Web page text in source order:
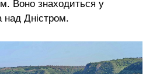
Воно знаходиться у
над Дністром.